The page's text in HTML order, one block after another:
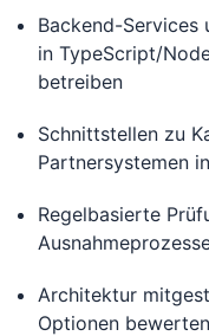
Backend-Services
in TypeScript/
betreiben
Schnittstellen zu
Partnersystemen
Regelbasierte
Architektur
Optionen